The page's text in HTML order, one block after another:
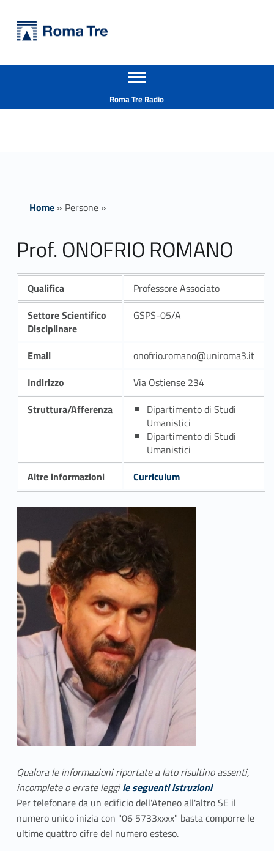
Prof. ONOFRIO ROMANO insegnamenti - Università Roma Tre
Apri il menu secondario
Roma Tre Radio
Home» Persone»
Prof. ONOFRIO ROMANO
Qualifica
Professore Associato
Settore Scientifico
Disciplinare
GSPS-05/A
Email
onofrio.romano@uniroma3.it
Indirizzo
Via Ostiense 234
Struttura/Afferenza
Dipartimento di Studi
Umanistici
Dipartimento di Studi
Umanistici
Altre informazioni
Curriculum
Qualora le informazioni riportate a lato risultino assenti,
incomplete o errate leggile seguenti istruzioni
Per telefonare da un edificio dell'Ateneo all'altro SE il
numero unico inizia con "06 5733xxxx" basta comporre le
ultime quattro cifre del numero esteso.